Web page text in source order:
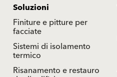
Soluzioni
Finiture e pitture per
facciate
Sistemi di isolamento
termico
Risanamento e restauro